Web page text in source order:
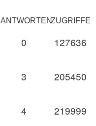
ANTWORTENZUGRIFFE
0 127636
3 205450
4 219999